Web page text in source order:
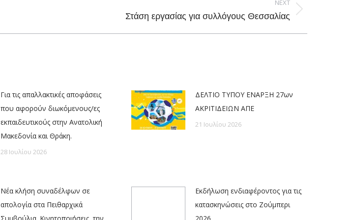
NEXT
Στάση εργασίας για συλλόγους Θεσσαλίας
Για τις απαλλακτικές αποφάσεις
που αφορούν διωκόμενους/ες
εκπαιδευτικούς στην Ανατολική
Μακεδονία και Θράκη.
28 Ιουλίου 2026
ΔΕΛΤΙΟ ΤΥΠΟΥ ΕΝΑΡΞΗ 27ων
ΑΚΡΙΤΙΔΕΙΩΝ ΑΠΕ
21 Ιουλίου 2026
Νέα κλήση συναδέλφων σε
απολογία στα Πειθαρχικά
Εκδήλωση ενδιαφέροντος για τις
κατασκηνώσεις στο Ζούμπερι